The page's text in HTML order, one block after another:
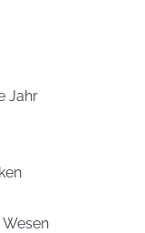
Jahr